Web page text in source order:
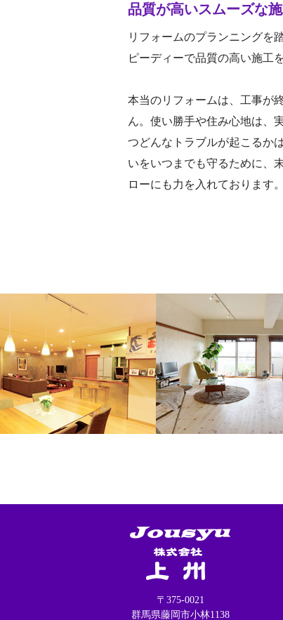
品質が高いスムーズな
リフォームのプランニングを
ピーディーで品質の高い施工
本当のリフォームは、工事が
ん。使い勝手や住み心地は、
つどんなトラブルが起こるか
いをいつまでも守るために、
ローにも力を入れております。
〒375-0021
群馬県藤岡市小林1138